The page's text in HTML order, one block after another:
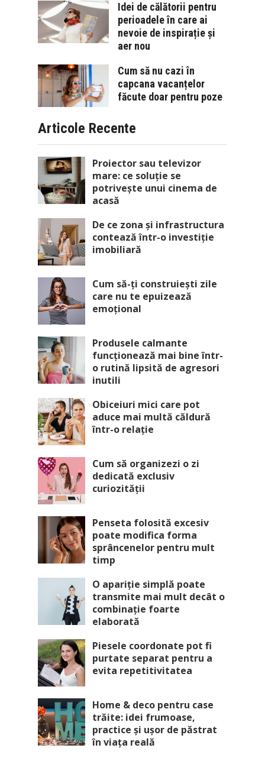
Idei de călătorii pentru
perioadele în care ai
nevoie de inspirație și
aer nou
Cum să nu cazi în
capcana vacanțelor
făcute doar pentru poze
Articole Recente
Proiector sau televizor
mare: ce soluție se
potrivește unui cinema de
acasă
De ce zona și infrastructura
contează într-o investiție
imobiliară
Cum să-ți construiești zile
care nu te epuizează
emoțional
Produsele calmante
funcționează mai bine într-
o rutină lipsită de agresori
inutili
Obiceiuri mici care pot
aduce mai multă căldură
într-o relație
Cum să organizezi o zi
dedicată exclusiv
curiozității
Penseta folosită excesiv
poate modifica forma
sprâncenelor pentru mult
timp
O apariție simplă poate
transmite mai mult decât o
combinație foarte
elaborată
Piesele coordonate pot fi
purtate separat pentru a
evita repetitivitatea
Home & deco pentru case
trăite: idei frumoase,
practice și ușor de păstrat
în viața reală